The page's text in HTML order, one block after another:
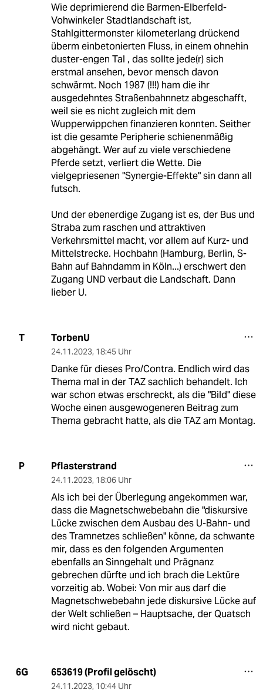
Wie deprimierend die Barmen-Elberfeld-
Vohwinkeler Stadtlandschaft ist,
Stahlgittermonster kilometerlang drückend
überm einbetonierten Fluss, in einem ohnehin
duster-engen Tal , das sollte jede(r) sich
erstmal ansehen, bevor mensch davon
schwärmt. Noch 1987 (!!!) ham die ihr
ausgedehntes Straßenbahnnetz abgeschafft,
weil sie es nicht zugleich mit dem
Wupperwippchen finanzieren konnten. Seither
ist die gesamte Peripherie schienenmäßig
abgehängt. Wer auf zu viele verschiedene
Pferde setzt, verliert die Wette. Die
vielgepriesenen "Synergie-Effekte" sin dann all
futsch.
Und der ebenerdige Zugang ist es, der Bus und
Straba zum raschen und attraktiven
Verkehrsmittel macht, vor allem auf Kurz- und
Mittelstrecke. Hochbahn (Hamburg, Berlin, S-
Bahn auf Bahndamm in Köln...) erschwert den
Zugang UND verbaut die Landschaft. Dann
lieber U.
T TorbenU
24.11.2023, 18:45 Uhr
Danke für dieses Pro/Contra. Endlich wird das
Thema mal in der TAZ sachlich behandelt. Ich
war schon etwas erschreckt, als die "Bild" diese
Woche einen ausgewogeneren Beitrag zum
Thema gebracht hatte, als die TAZ am Montag.
P Pflasterstrand
24.11.2023, 18:06 Uhr
Als ich bei der Überlegung angekommen war,
dass die Magnetschwebebahn die "diskursive
Lücke zwischen dem Ausbau des U-Bahn- und
des Tramnetzes schließen" könne, da schwante
mir, dass es den folgenden Argumenten
ebenfalls an Sinngehalt und Prägnanz
gebrechen dürfte und ich brach die Lektüre
vorzeitig ab. Wobei: Von mir aus darf die
Magnetschwebebahn jede diskursive Lücke auf
der Welt schließen – Hauptsache, der Quatsch
wird nicht gebaut.
6G 653619 (Profil gelöscht)
24.11.2023, 10:44 Uhr